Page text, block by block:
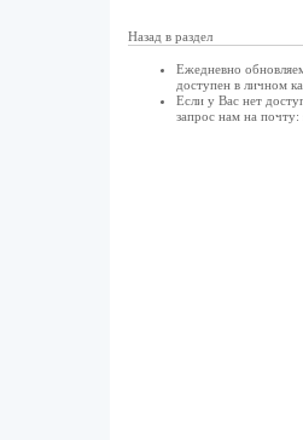
Назад в раздел
Ежедневно
доступен в личном
Если у Вас нет
запрос нам на почту: